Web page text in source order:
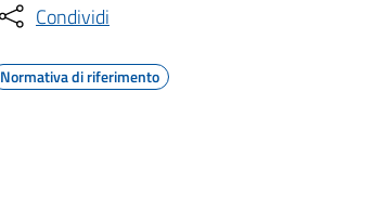
Condividi
Normativa di riferimento